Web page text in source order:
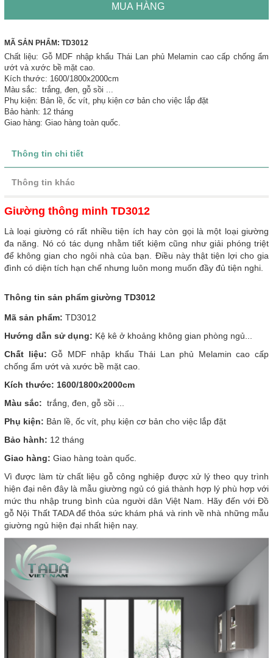
MUA HÀNG
MÃ SẢN PHẨM: TD3012
Chất liệu: Gỗ MDF nhập khẩu Thái Lan phủ Melamin cao cấp chống ẩm
ướt và xước bề mặt cao.
Kích thước: 1600/1800x2000cm
Màu sắc: trắng, đen, gỗ sồi ...
Phụ kiện: Bản lề, ốc vít, phụ kiện cơ bản cho việc lắp đặt
Bảo hành: 12 tháng
Giao hàng: Giao hàng toàn quốc.
Thông tin chi tiết
Thông tin khác
Giường thông minh TD3012
Là loại giường có rất nhiều tiện ích hay còn gọi là một loại giường
đa năng. Nó có tác dụng nhằm tiết kiệm cũng như giải phóng triệt
để không gian cho ngôi nhà của bạn. Điều này thật tiện lợi cho gia
đình có diện tích hạn chế nhưng luôn mong muốn đầy đủ tiện nghi.
Thông tin sản phẩm giường TD3012
Mã sản phẩm: TD3012
Hướng dẫn sử dụng: Kệ kê ở khoảng không gian phòng ngủ...
Chất liệu: Gỗ MDF nhập khẩu Thái Lan phủ Melamin cao cấp
chống ẩm ướt và xước bề mặt cao.
Kích thước: 1600/1800x2000cm
Màu sắc: trắng, đen, gỗ sồi ...
Phụ kiện: Bản lề, ốc vít, phụ kiện cơ bản cho việc lắp đặt
Bảo hành: 12 tháng
Giao hàng: Giao hàng toàn quốc.
Vì được làm từ chất liệu gỗ công nghiệp được xử lý theo quy trình
hiện đại nên đây là mẫu giường ngủ có giá thành hợp lý phù hợp với
mức thu nhập trung bình của người dân Việt Nam. Hãy đến với Đồ
gỗ Nội Thất TADA để thỏa sức khám phá và rinh về nhà những mẫu
giường ngủ hiện đại nhất hiện nay.